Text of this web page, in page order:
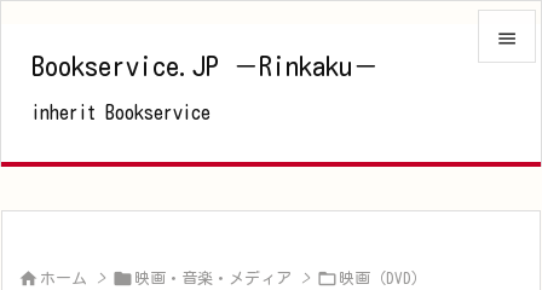
Bookservice.JP －Rinkaku－
inherit Bookservice


 ホーム >  映画・音楽・メディア >  映画（DVD）